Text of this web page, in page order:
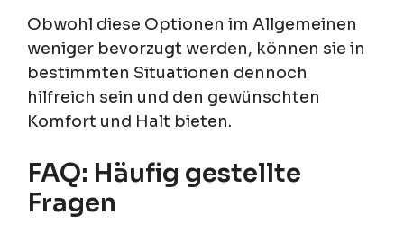
Obwohl diese Optionen im Allgemeinen
weniger bevorzugt werden, können sie in
bestimmten Situationen dennoch
hilfreich sein und den gewünschten
Komfort und Halt bieten.
FAQ: Häufig gestellte
Fragen